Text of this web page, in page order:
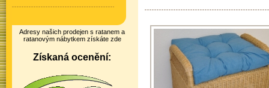
Adresy našich prodejen s ratanem a
ratanovým nábytkem získáte zde
Získaná ocenění: